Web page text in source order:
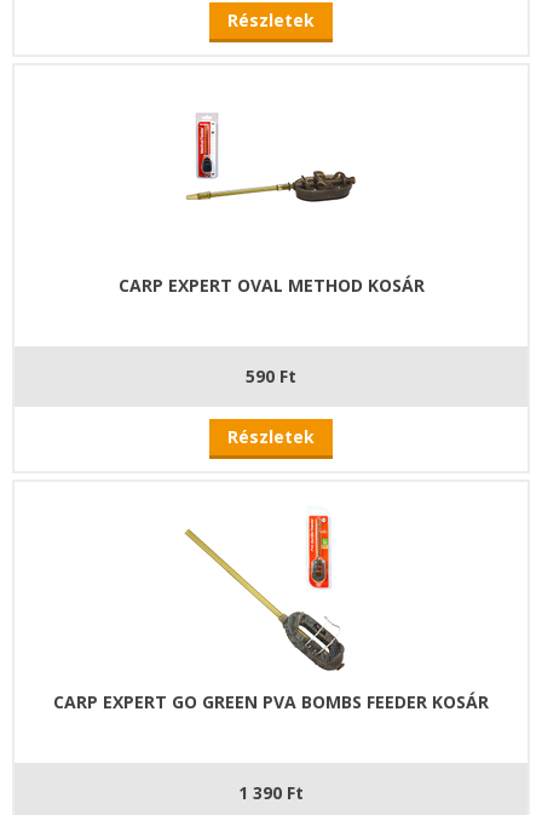
Részletek
CARP EXPERT OVAL METHOD KOSÁR
590 Ft
Részletek
CARP EXPERT GO GREEN PVA BOMBS FEEDER KOSÁR
1 390 Ft